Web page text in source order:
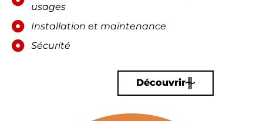
usages
Installation et maintenance
Sécurité
Découvrir